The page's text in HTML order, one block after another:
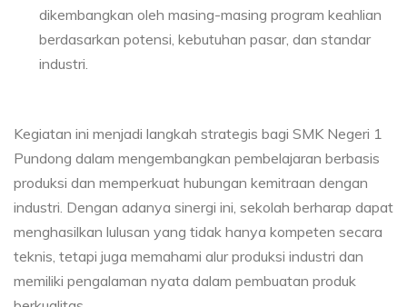
dikembangkan oleh masing-masing program keahlian
berdasarkan potensi, kebutuhan pasar, dan standar
industri.
Kegiatan ini menjadi langkah strategis bagi SMK Negeri 1
Pundong dalam mengembangkan pembelajaran berbasis
produksi dan memperkuat hubungan kemitraan dengan
industri. Dengan adanya sinergi ini, sekolah berharap dapat
menghasilkan lulusan yang tidak hanya kompeten secara
teknis, tetapi juga memahami alur produksi industri dan
memiliki pengalaman nyata dalam pembuatan produk